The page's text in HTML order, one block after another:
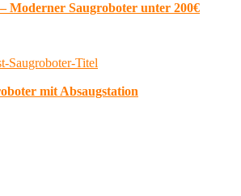
Moderner Saugroboter unter 200€
mit Absaugstation